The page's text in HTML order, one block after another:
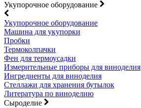
Укупорочное оборудование
Укупорочное оборудование
Машина для укупорки
Пробки
Термоколпачки
Фен для термоусадки
Измерительные приборы для виноделия
Ингредиенты для виноделия
Стеллажи для хранения бутылок
Литература по виноделию
Сыроделие